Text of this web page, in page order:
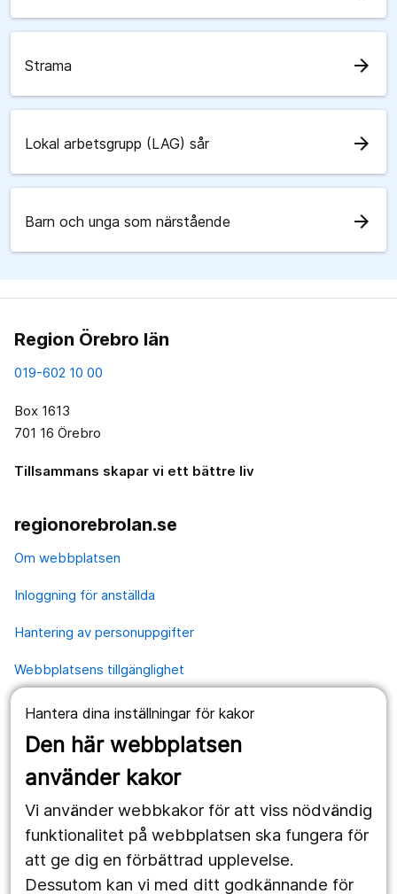
Hantera dina inställningar för kakor
Den här webbplatsen
använder kakor
Vi använder webbkakor för att viss nödvändig
funktionalitet på webbplatsen ska fungera för
att ge dig en förbättrad upplevelse.
Dessutom kan vi med ditt godkännande för
Strama arrow_forward
Lokal arbetsgrupp (LAG) sår arrow_forward
Barn och unga som närstående arrow_forward
Region Örebro län
019-602 10 00
Box 1613
701 16 Örebro
Tillsammans skapar vi ett bättre liv
regionorebrolan.se
Om webbplatsen
Inloggning för anställda
Hantering av personuppgifter
Webbplatsens tillgänglighet
Våra webbplatser
1177.se
Region Örebro län